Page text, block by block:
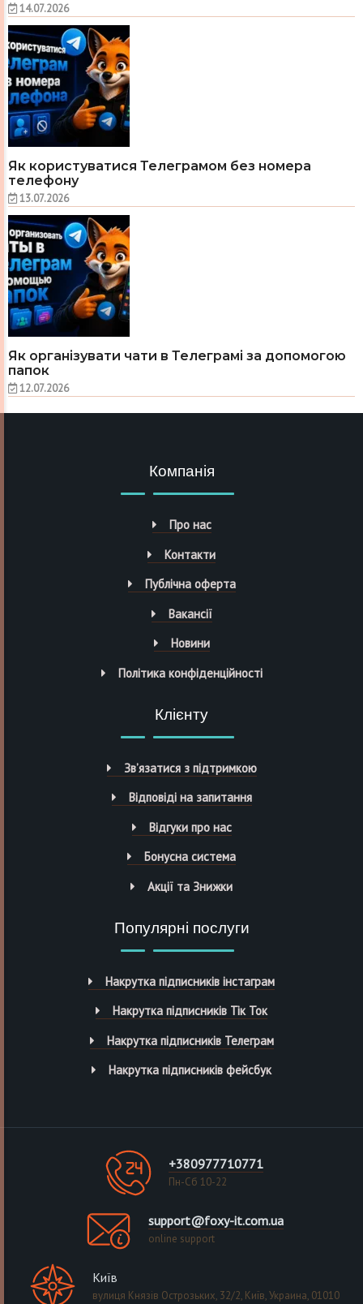
14.07.2026
Як користуватися Телеграмом без номера
телефону
13.07.2026
Як організувати чати в Телеграмі за допомогою
папок
12.07.2026
Компанія
Про нас
Контакти
Публічна оферта
Вакансії
Новини
Політика конфіденційності
Клієнту
Зв’язатися з підтримкою
Відповіді на запитання
Відгуки про нас
Бонусна система
Акції та Знижки
Популярні послуги
Накрутка підписників інстаграм
Накрутка підписників Тік Ток
Накрутка підписників Телеграм
Накрутка підписників фейсбук
+380977710771
Пн-Сб 10-22
support@foxy-it.com.ua
online support
Київ
вулиця Князів Острозьких, 32/2, Київ, Украина, 01010